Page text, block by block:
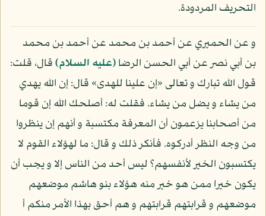
التحريف المردودة.
و عن الحميري عن أحمد بن محمد عن أحمد بن محمد
بن أبي نصر عن أبي الحسن الرضا(عليه السلام)قال، قلت:
قول الله تبارك و تعالى «إن علينا للهدى» قال: إن الله يهدي
من يشاء و يضل من يشاء. فقلت له: أصلحك الله إن قوما
من أصحابنا يزعمون أن المعرفة مكتسبة و أنهم إن ينظروا
من وجه النظر أدركوه. فأنكر ذلك و قال: ما لهؤلاء القوم لا
يكتسبون الخير لأنفسهم؟ ليس أحد من الناس إلا و يجب أن
يكون خيرا ممن هو خير منه هؤلاء بنو هاشم موضعهم
موضعهم و قرابتهم قرابتهم و هم أحق بهذا الأمر منكم أ